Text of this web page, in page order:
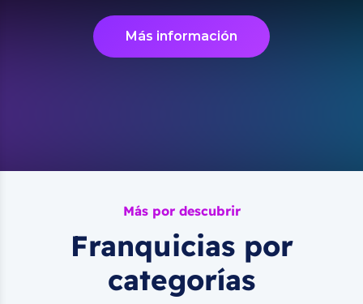
Más información
Más por descubrir
Franquicias por
categorías